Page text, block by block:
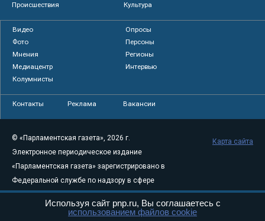
Происшествия
Культура
Видео
Опросы
Фото
Персоны
Мнения
Регионы
Медиацентр
Интервью
Колумнисты
Контакты Реклама Вакансии
© «Парламентская газета», 2026 г.
Электронное периодическое издание
«Парламентская газета» зарегистрировано в
Федеральной службе по надзору в сфере
связи, информационных технологий и
массовых коммуникаций (Роскомнадзор) 05
Карта сайта
Используя сайт pnp.ru, Вы соглашаетесь с
использованием файлов cookie